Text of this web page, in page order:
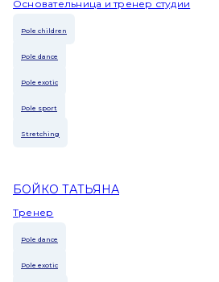
Основательница и тренер студии
Pole children
Pole dance
Pole exotic
Pole sport
Stretching
БОЙКО ТАТЬЯНА
Тренер
Pole dance
Pole exotic